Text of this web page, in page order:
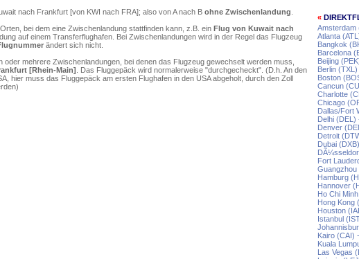
nach Frankfurt [von KWI nach FRA]; also von A nach B ohne Zwischenlandung
bei dem eine Zwischenlandung stattfinden kann, z.B. ein Flug von Kuwait nach
auf einem Transferflughafen. Bei Zwischenlandungen wird in der Regel das Flugzeug
ändert sich nicht.
oder mehrere Zwischenlandungen, bei denen das Flugzeug gewechselt werden muss,
[Rhein-Main] . Das Fluggepäck wird normalerweise "durchgecheckt". (D.h. An den
hier muss das Fluggepäck am ersten Flughafen in den USA abgeholt, durch den Zoll
«
Amsterdam
Atlanta
Bangkok
Barcelona
Beijing
Berlin
Boston
Cancun
Charlotte
Chicago
Dallas/Fort
Delhi
Denver
Detroit
Dubai
Fort
Hamburg
Hannover
Ho Chi
Hong Kong
Houston
Istanbul
Kairo (CAI)
Kuala
Las Vegas